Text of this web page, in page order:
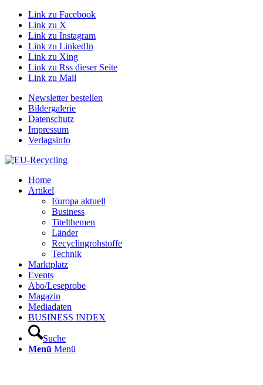
Link zu Facebook
Link zu X
Link zu Instagram
Link zu LinkedIn
Link zu Xing
Link zu Rss dieser Seite
Link zu Mail
Newsletter bestellen
Bildergalerie
Datenschutz
Impressum
Verlagsinfo
Home
Artikel
Europa aktuell
Business
Titelthemen
Länder
Recyclingrohstoffe
Technik
Marktplatz
Events
Abo/Leseprobe
Magazin
Mediadaten
BUSINESS INDEX
Suche
Menü Menü